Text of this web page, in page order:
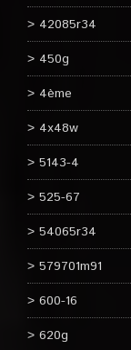
42085r34
450g
4ème
4x48w
5143-4
525-67
54065r34
579701m91
600-16
620g